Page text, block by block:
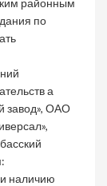
районным
по
а
завод», ОАО
наличию